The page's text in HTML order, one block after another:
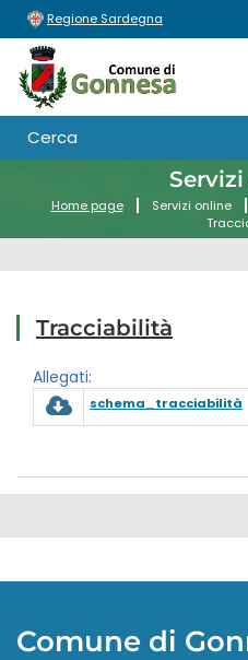
Regione Sardegna
Home page Servizi online
Tracciabilità
Allegati:
schema_tracciabilità
Comune di